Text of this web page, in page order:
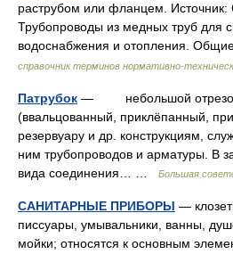
раструбом или фланцем.
Трубопроводы из медных труб для
водоснабжения и отопления.
справочник терминов нормативно-
Патрубок — небольшой отрезок
(ввальцованный, приклёпанный,
резервуару и др. конструкциям,
ним трубопроводов и арматуры. В
вида соединения… …
Большая
САНИТАРНЫЕ ПРИБОРЫ —
писсуары, умывальники, ванны,
мойки; относятся к основным